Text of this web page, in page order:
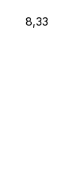
8,33